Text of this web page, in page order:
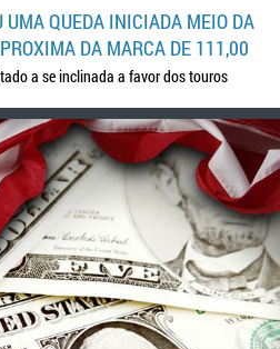
UMA QUEDA INICIADA MEIO DA
DA MARCA DE 111,00
a se inclinada a favor dos touros